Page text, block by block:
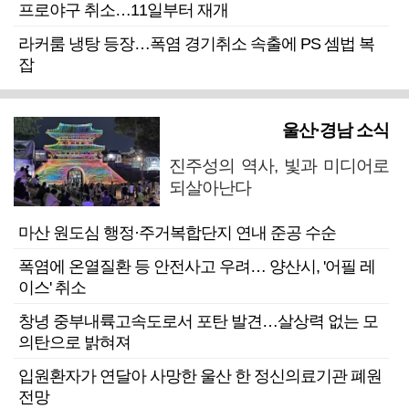
프로야구 취소…11일부터 재개
라커룸 냉탕 등장…폭염 경기취소 속출에 PS 셈법 복
잡
울산·경남 소식
진주성의 역사, 빛과 미디어로
되살아난다
마산 원도심 행정·주거복합단지 연내 준공 수순
폭염에 온열질환 등 안전사고 우려… 양산시, '어필 레
이스' 취소
창녕 중부내륙고속도로서 포탄 발견…살상력 없는 모
의탄으로 밝혀져
입원환자가 연달아 사망한 울산 한 정신의료기관 폐원
전망